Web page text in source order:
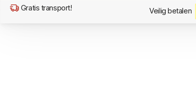
Gratis transport! Veilig betalen